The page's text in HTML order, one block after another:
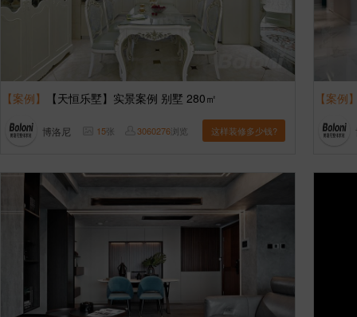
【案例】 【天恒乐墅】实景案例 别墅 280㎡
博洛尼 15张 3060276浏览 这样装修多少钱?
【案例